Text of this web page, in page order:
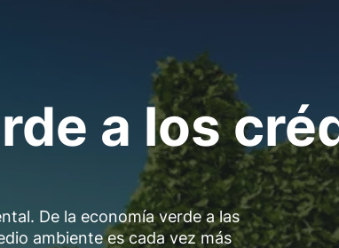
a los
De la economía verde a las
ambiente es cada vez más